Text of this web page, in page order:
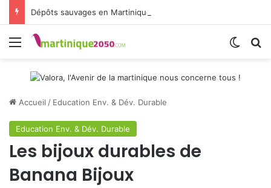
Menu
Accueil / Education Env. & Dév. Durable
Education Env. & Dév. Durable
Les bijoux durables de
Banana Bijoux